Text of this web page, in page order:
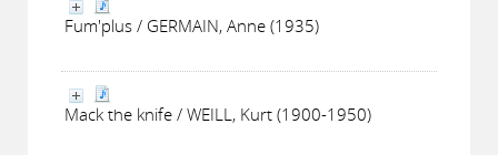
Fum'plus / GERMAIN, Anne (1935)
Mack the knife / WEILL, Kurt (1900-1950)